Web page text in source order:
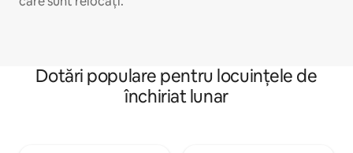
Dotări populare pentru locuințele de
închiriat lunar